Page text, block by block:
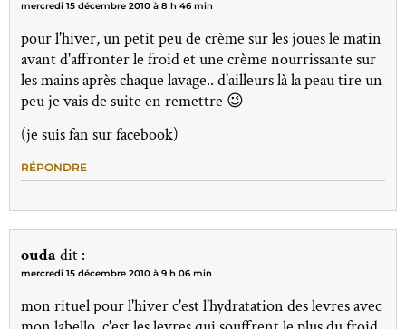
mercredi 15 décembre 2010 à 8 h 46 min
pour l'hiver, un petit peu de crème sur les joues le matin
avant d'affronter le froid et une crème nourrissante sur
les mains après chaque lavage.. d'ailleurs là la peau tire un
peu je vais de suite en remettre 😉
(je suis fan sur facebook)
RÉPONDRE
ouda dit :
mercredi 15 décembre 2010 à 9 h 06 min
mon rituel pour l'hiver c'est l'hydratation des levres avec